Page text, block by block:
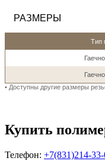
РАЗМЕРЫ
Тип
• Доступны другие размеры
Купить
Телефон: +7(831)214-